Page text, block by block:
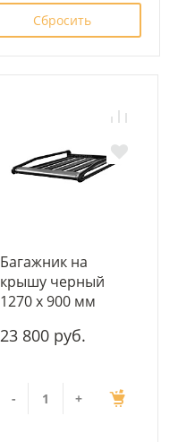
Багажник на
крышу черный
1270 х 900 мм
23 800 руб.
- +